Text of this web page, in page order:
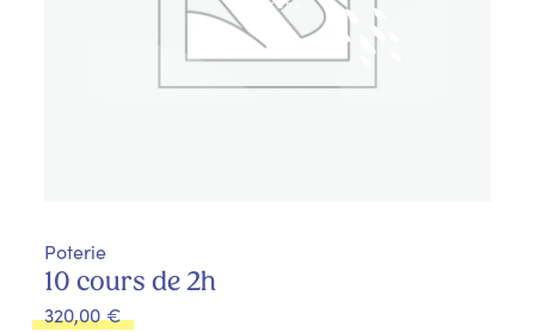
Poterie
10 cours de 2h
320,00€